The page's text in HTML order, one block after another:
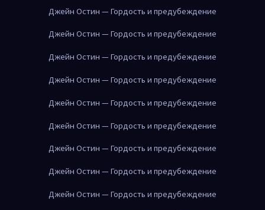
Джейн Остин — Гордость и предубеждение
Джейн Остин — Гордость и предубеждение
Джейн Остин — Гордость и предубеждение
Джейн Остин — Гордость и предубеждение
Джейн Остин — Гордость и предубеждение
Джейн Остин — Гордость и предубеждение
Джейн Остин — Гордость и предубеждение
Джейн Остин — Гордость и предубеждение
Джейн Остин — Гордость и предубеждение